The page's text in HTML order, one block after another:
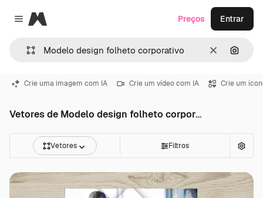
Close menu
Magnific
Limpar
Preços Entrar
Crie uma imagem com IA Crie um vídeo com IA Crie um
Vetores de Modelo design folheto corporativo
Vetores Filtros